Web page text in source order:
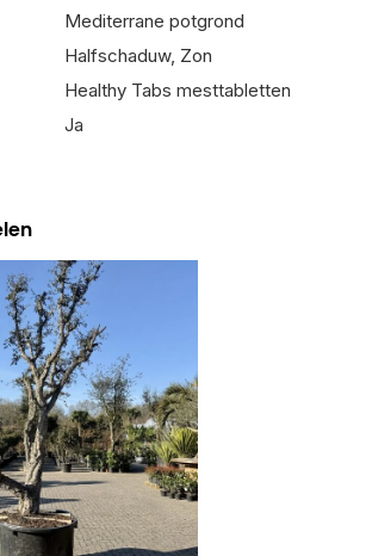
Mediterrane potgrond
Halfschaduw, Zon
Healthy Tabs mesttabletten
Ja